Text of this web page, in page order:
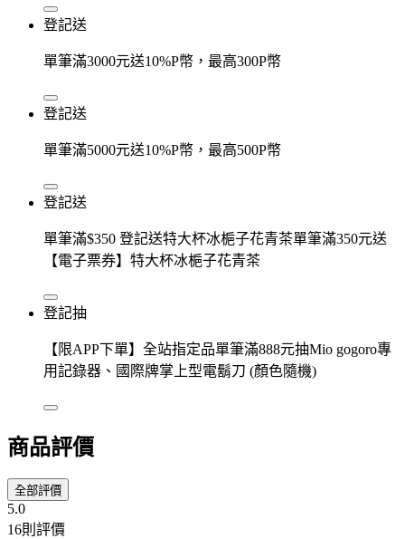
登記送
單筆滿3000元送10%P幣，最高300P幣
登記送
單筆滿5000元送10%P幣，最高500P幣
登記送
單筆滿$350 登記送特大杯冰梔子花青茶單筆滿350元送
【電子票券】特大杯冰梔子花青茶
登記抽
【限APP下單】全站指定品單筆滿888元抽Mio gogoro專
用記錄器、國際牌掌上型電鬍刀 (顏色隨機)
商品評價
全部評價
5.0
16則評價